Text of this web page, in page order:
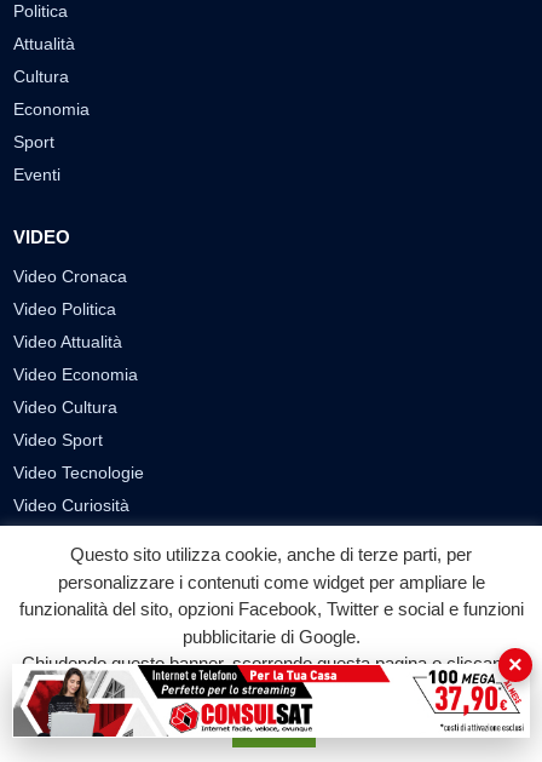
Politica
Attualità
Cultura
Economia
Sport
Eventi
VIDEO
Video Cronaca
Video Politica
Video Attualità
Video Economia
Video Cultura
Video Sport
Video Tecnologie
Video Curiosità
PUBBLICITÀ
Richiesta pubblicazione articoli/banner
SEGUICI SUI SOCIAL
f ◎ ▶
Questo sito utilizza cookie, anche di terze parti, per
personalizzare i contenuti come widget per ampliare le
funzionalità del sito, opzioni Facebook, Twitter e social e funzioni
pubblicitarie di Google.
Chiudendo questo banner, scorrendo questa pagina o cliccando
su qualunque suo elemento acconsenti all'uso dei cookie.
Accetta
×